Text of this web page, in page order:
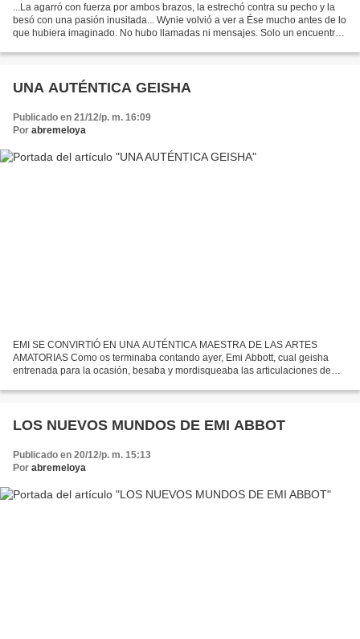
...La agarró con fuerza por ambos brazos, la estrechó contra su pecho y la
besó con una pasión inusitada... Wynie volvió a ver a Ése mucho antes de lo
que hubiera imaginado. No hubo llamadas ni mensajes. Solo un encuentro
UNA AUTÉNTICA GEISHA
Publicado en 21/12/p. m. 16:09
Por abremeloya
EMI SE CONVIRTIÓ EN UNA AUTÉNTICA MAESTRA DE LAS ARTES
AMATORIAS Como os terminaba contando ayer, Emi Abbott, cual geisha
entrenada para la ocasión, besaba y mordisqueaba las articulaciones de
LOS NUEVOS MUNDOS DE EMI ABBOT
Publicado en 20/12/p. m. 15:13
Por abremeloya